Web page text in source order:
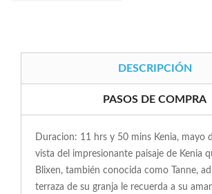
DESCRIPCIÓN
PASOS DE COMPRA
Duracion: 11 hrs y 50 mins Kenia, mayo
vista del impresionante paisaje de Kenia
Blixen, también conocida como Tanne,
terraza de su granja le recuerda a su